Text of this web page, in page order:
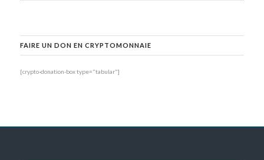
FAIRE UN DON EN CRYPTOMONNAIE
[crypto-donation-box type="tabular"]